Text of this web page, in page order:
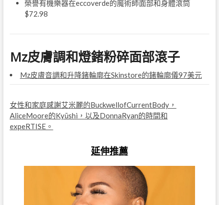
榮譽有機樂器在eccoverde的魔術師面部和身體滾筒
$72.98
Mz皮膚調和燈鍺粉碎面部滾子
Mz皮膚音調和升降鍺輪廓在Skinstore的鍺輪廓儀97美元
女性和家庭感謝艾米麗的BuckwellofCurrentBody，
AliceMoore的Kyūshi，以及DonnaRyan的時間和
expeRTISE。
延伸推薦